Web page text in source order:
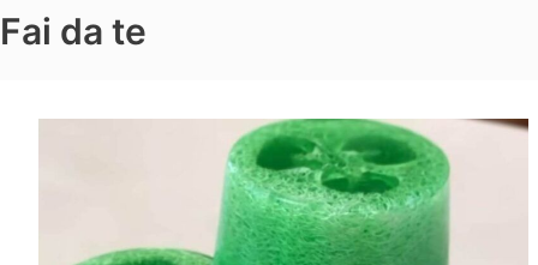
Fai da te